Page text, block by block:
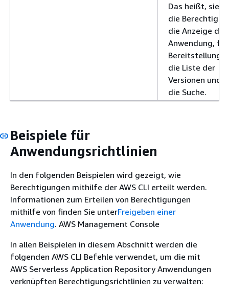
Das heißt, sie
die
die Anzeige der
Anwendung,
Bereitstellung,
die Liste der
Versionen und
die Suche.
Beispiele für
Anwendungsrichtlinien
In den folgenden Beispielen wird gezeigt, wie
Berechtigungen mithilfe der AWS CLI erteilt werden.
Informationen zum Erteilen von Berechtigungen
mithilfe von finden Sie unterFreigeben einer
Anwendung. AWS Management Console
In allen Beispielen in diesem Abschnitt werden die
folgenden AWS CLI Befehle verwendet, um die mit
AWS Serverless Application Repository Anwendungen
verknüpften Berechtigungsrichtlinien zu verwalten: